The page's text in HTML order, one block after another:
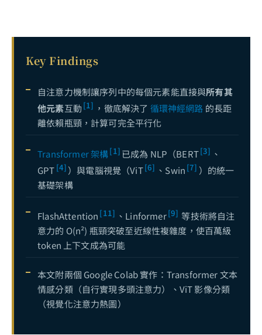
Key Findings
自注意力機制讓序列中的每個元素能直接與所有其
他元素互動 [1] ，徹底解決了 循環神經網路 的長距
離依賴瓶頸，計算可完全平行化
Transformer 架構[1] 已成為 NLP（BERT[3] 、
GPT [4] ）與電腦視覺（ViT[6] 、Swin [7] ）的統一
基礎架構
FlashAttention [11] 、Linformer[9] 等技術將自注
意力的 O(n²) 瓶頸突破至近線性複雜度，使百萬級
token 上下文成為可能
本文附兩個 Google Colab 實作：Transformer 文本
情感分類（自行實現多頭注意力）、ViT 影像分類
（視覺化注意力熱圖）